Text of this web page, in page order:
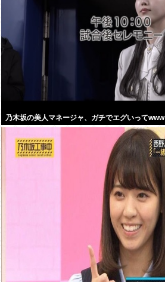
乃木坂の美人マネージャ、ガチでエグいってwww